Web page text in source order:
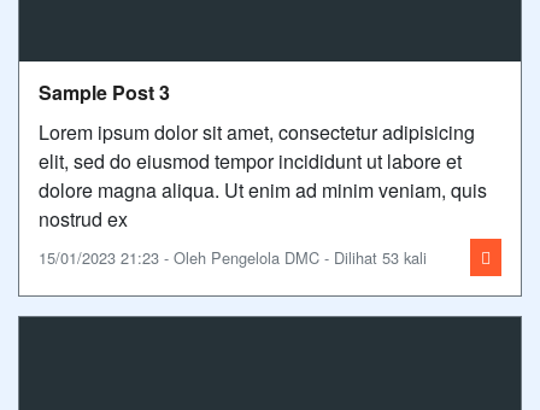
Sample Post 3
Lorem ipsum dolor sit amet, consectetur adipisicing
elit, sed do eiusmod tempor incididunt ut labore et
dolore magna aliqua. Ut enim ad minim veniam, quis
nostrud ex
15/01/2023 21:23 - Oleh Pengelola DMC - Dilihat 53 kali